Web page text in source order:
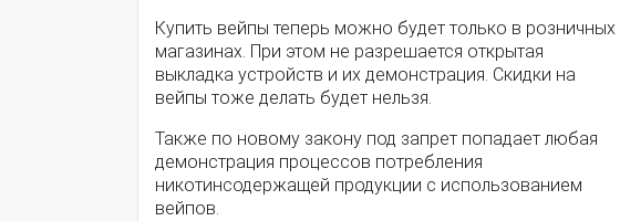
Купить вейпы теперь можно будет только в розничных
магазинах. При этом не разрешается открытая
выкладка устройств и их демонстрация. Скидки на
вейпы тоже делать будет нельзя.
Также по новому закону под запрет попадает любая
демонстрация процессов потребления
никотинсодержащей продукции с использованием
вейпов.